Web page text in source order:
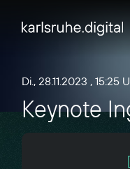
Di., 28.11.2023 , 15:25
Keynote